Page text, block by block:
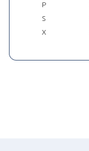
P
S
X